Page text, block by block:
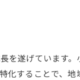
を遂げています
化することで、